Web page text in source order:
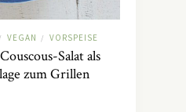
/ VEGAN / VORSPEISE
Salat als
zum Grillen